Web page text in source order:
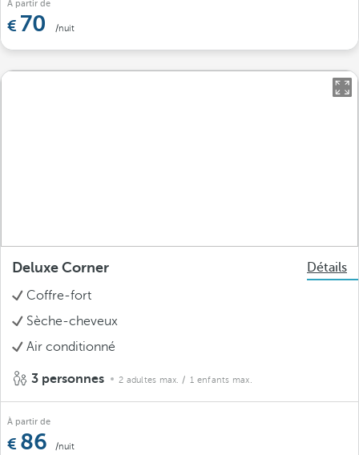
À partir de
70 /nuit
Deluxe Corner
Détails
Coffre-fort
Sèche-cheveux
Air conditionné
3 personnes 2 adultes max. / 1 enfants max.
À partir de
86 /nuit